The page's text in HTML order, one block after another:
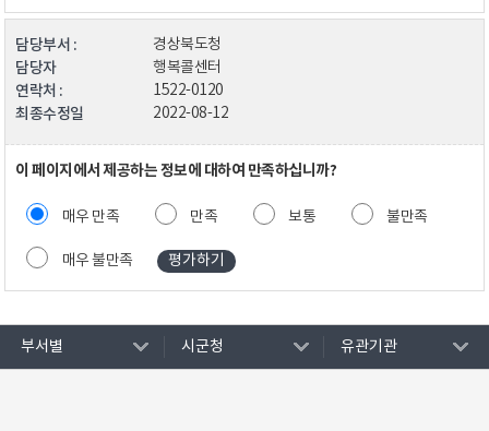
담당부서 : 경상북도청
담당자 행복콜센터
연락처 : 1522-0120
최종수정일 2022-08-12
이 페이지에서 제공하는 정보에 대하여 만족하십니까?
매우 만족 만족 보통 불만족
매우 불만족
부서별 시군청 유관기관